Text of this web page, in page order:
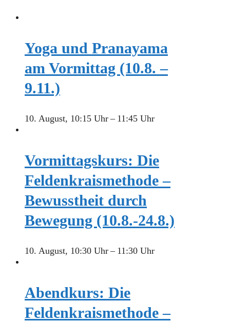
Yoga und Pranayama
am Vormittag (10.8. –
9.11.)
10. August, 10:15 Uhr– 11:45 Uhr
Vormittagskurs: Die
Feldenkraismethode –
Bewusstheit durch
Bewegung (10.8.-24.8.)
10. August, 10:30 Uhr– 11:30 Uhr
Abendkurs: Die
Feldenkraismethode –